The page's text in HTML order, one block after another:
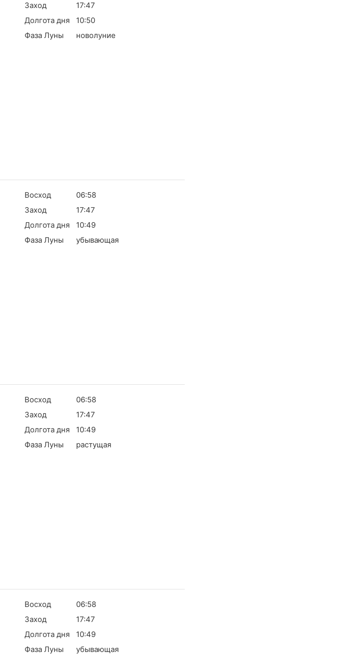
Заход
17:47
Долгота дня
10:50
Фаза Луны
новолуние
Восход
06:58
Заход
17:47
Долгота дня
10:49
Фаза Луны
убывающая
Восход
06:58
Заход
17:47
Долгота дня
10:49
Фаза Луны
растущая
Восход
06:58
Заход
17:47
Долгота дня
10:49
Фаза Луны
убывающая